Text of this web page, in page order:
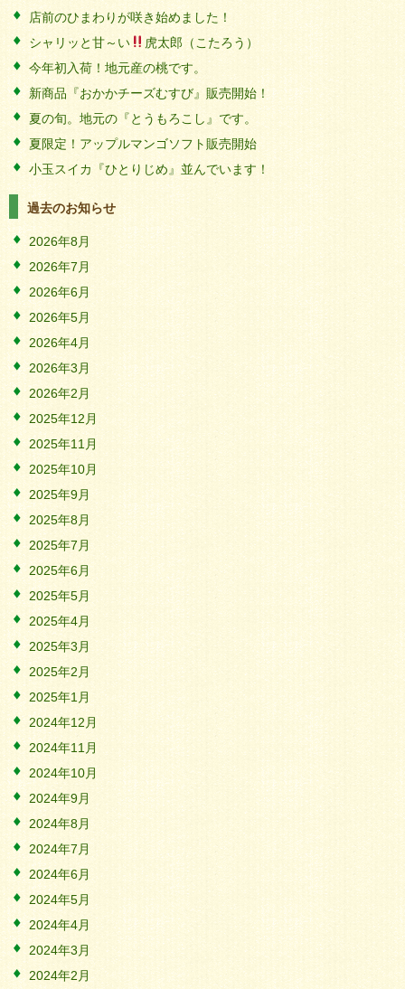
店前のひまわりが咲き始めました！
シャリッと甘～い
虎太郎（こたろう）
今年初入荷！地元産の桃です。
新商品『おかかチーズむすび』販売開始！
夏の旬。地元の『とうもろこし』です。
夏限定！アップルマンゴソフト販売開始
小玉スイカ『ひとりじめ』並んでいます！
過去のお知らせ
2026年8月
2026年7月
2026年6月
2026年5月
2026年4月
2026年3月
2026年2月
2025年12月
2025年11月
2025年10月
2025年9月
2025年8月
2025年7月
2025年6月
2025年5月
2025年4月
2025年3月
2025年2月
2025年1月
2024年12月
2024年11月
2024年10月
2024年9月
2024年8月
2024年7月
2024年6月
2024年5月
2024年4月
2024年3月
2024年2月